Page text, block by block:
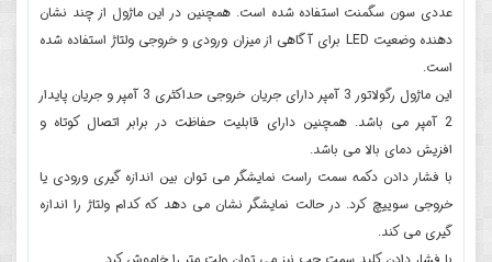
عددی سون سگمنت استفاده شده است. همچنین در این ماژول از چند نشان
دهنده وضعیت LED برای آگاهی از میزان ورودی و خروجی ولتاژ استفاده شده
است.
این ماژول رگولاتور 3 آمپر دارای جریان خروجی حداکثری 3 آمپر و جریان پایدار
2 آمپر می باشد. همچنین دارای قابلیت حفاظت در برابر اتصال کوتاه و
افزیش دمای بالا می باشد.
با فشار دادن دکمه سمت راست نمایشگر می توان بین اندازه گیری ورودی یا
خروجی سوییچ کرد. در حالت نمایشگر نشان می دهد که کدام ولتاژ را اندازه
گیری می کند.